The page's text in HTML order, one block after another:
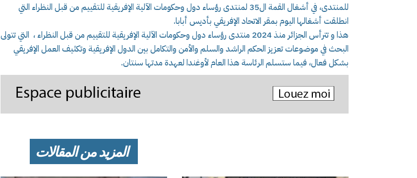
للمنتدى، في أشغال القمة ال35 لمنتدى رؤساء دول وحكومات الآلية الإفريقية للتقييم من قبل النظراء التي
انطلقت أشغالها اليوم بمقر الاتحاد الإفريقي بأديس أبابا.
هذا و تترأس الجزائر منذ 2024 منتدى رؤساء دول وحكومات الآلية الإفريقية للتقييم من قبل النظراء ، التي تتولى
البحث في موضوعات تعزيز الحكم الراشد والسلم والأمن والتكامل بين الدول الإفريقية وتكثيف العمل الإفريقي
بشكل فعال، فيما ستسلم الرئاسة هذا العام لأوغندا لعهدة مدتها سنتان.
المزيد من المقالات